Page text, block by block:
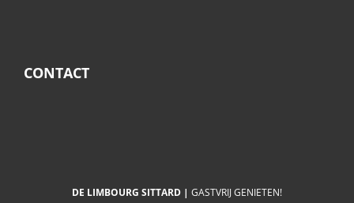
CONTACT
DE LIMBOURG SITTARD | GASTVRIJ GENIETEN!